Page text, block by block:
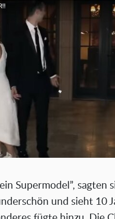
Supermodel”, sagten
und sieht 10